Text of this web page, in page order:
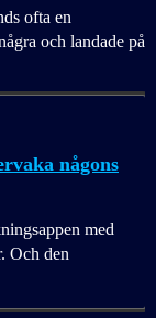
ofta en
och landade på
någons
med
Och den